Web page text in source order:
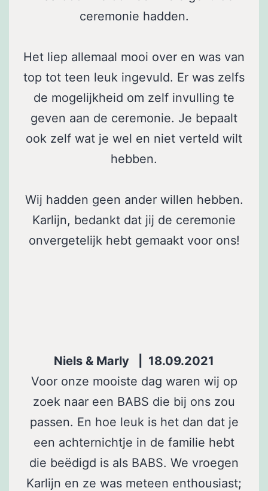
ceremonie hadden.
Het liep allemaal mooi over en was van
top tot teen leuk ingevuld. Er was zelfs
de mogelijkheid om zelf invulling te
geven aan de ceremonie. Je bepaalt
ook zelf wat je wel en niet verteld wilt
hebben.
Wij hadden geen ander willen hebben.
Karlijn, bedankt dat jij de ceremonie
onvergetelijk hebt gemaakt voor ons!
Niels & Marly | 18.09.2021
Voor onze mooiste dag waren wij op
zoek naar een BABS die bij ons zou
passen. En hoe leuk is het dan dat je
een achternichtje in de familie hebt
die beëdigd is als BABS. We vroegen
Karlijn en ze was meteen enthousiast;